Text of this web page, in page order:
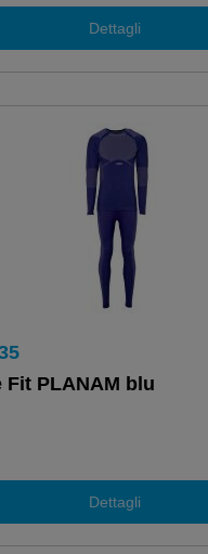
Dettagli
Fit PLANAM blu
Dettagli